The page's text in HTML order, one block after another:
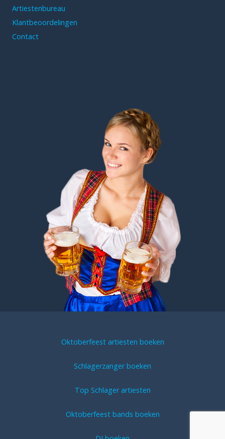
Artiestenbureau
Klantbeoordelingen
Contact
Oktoberfeest artiesten boeken
Schlagerzanger boeken
Top Schlager artiesten
Oktoberfeest bands boeken